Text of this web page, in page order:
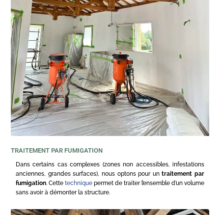
TRAITEMENT PAR FUMIGATION
Dans certains cas complexes (zones non accessibles, infestations
anciennes, grandes surfaces), nous optons pour untraitement par
fumigation. Cette technique permet de traiter l’ensemble d’un volume
sans avoir à démonter la structure.